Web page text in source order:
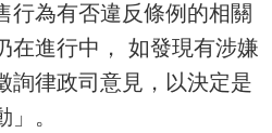
行為有否違反條例的相關
在進行中， 如發現有涉嫌
詢律政司意見，以決定是
。